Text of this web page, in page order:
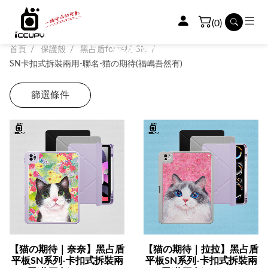
(0)
SN卡扣式拆裝兩用-
吾然有)
首頁 保護殼
黑占盾for平板-SN
SN卡扣式拆裝兩用-聯名-猫の期待(福嶋吾然有)
篩選條件
【猫の期待｜奈奈】黑占盾
平板SN系列-卡扣式拆裝兩
【猫の期待｜拉拉】黑占盾
平板SN系列-卡扣式拆裝兩